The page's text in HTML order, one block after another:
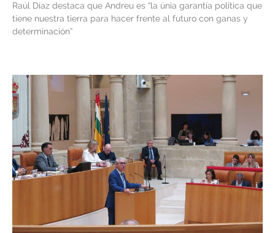
Raúl Díaz destaca que Andreu es “la únia garantía política que
tiene nuestra tierra para hacer frente al futuro con ganas y
determinación”